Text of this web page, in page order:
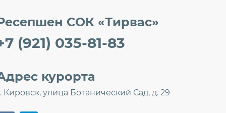
СОК «Тирвас»
(921) 035-81-83
курорта
Кировск, улица Ботанический Сад, д. 29